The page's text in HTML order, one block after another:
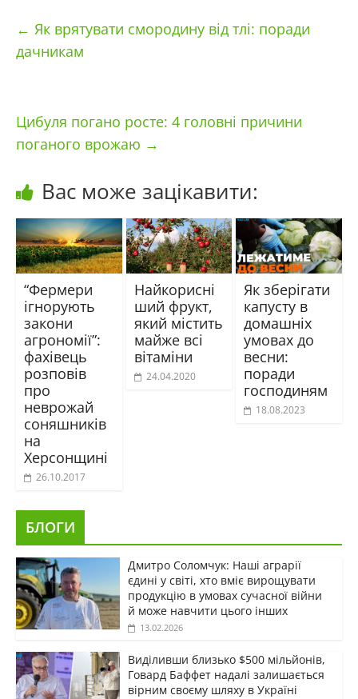
← Як врятувати смородину від тлі: поради
дачникам
Цибуля погано росте: 4 головні причини
поганого врожаю →
Вас може зацікавити:
“Фермери
ігнорують
закони
агрономії”:
фахівець
розповів
про
неврожай
соняшників
на
Херсонщині
26.10.2017
Найкорисні
ший фрукт,
який містить
майже всі
вітаміни
24.04.2020
Як зберігати
капусту в
домашніх
умовах до
весни:
поради
господиням
18.08.2023
БЛОГИ
Дмитро Соломчук: Наші аграрії
єдині у світі, хто вміє вирощувати
продукцію в умовах сучасної війни
й може навчити цього інших
13.02.2026
Виділивши близько $500 мільйонів,
Говард Баффет надалі залишається
вірним своєму шляху в Україні